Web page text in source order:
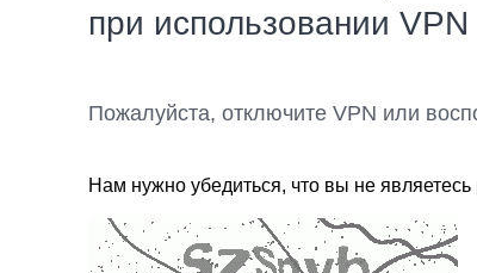
при использовании
Пожалуйста, отключите VPN или
Нам нужно убедиться, что вы не являетесь